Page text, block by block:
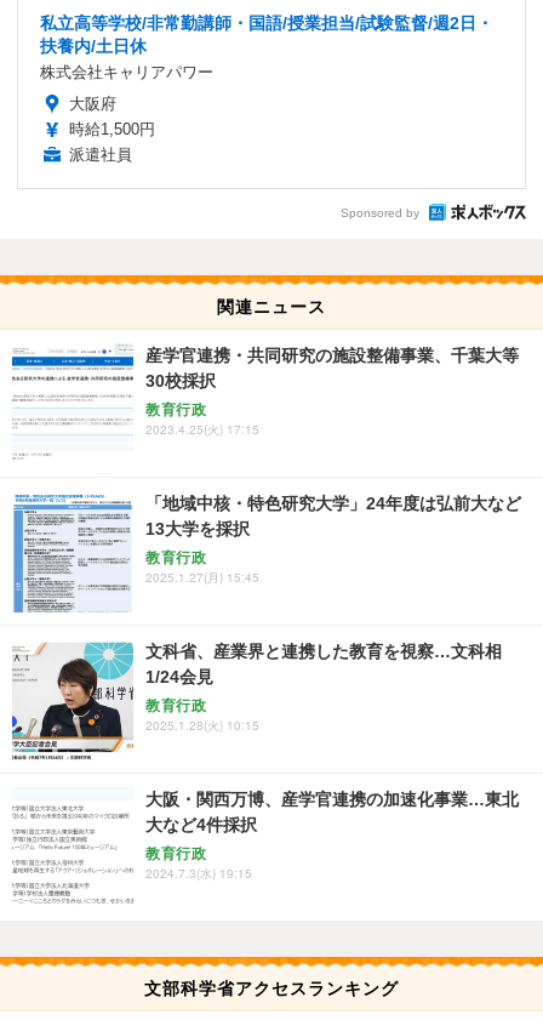
私立高等学校/非常勤講師・国語/授業担当/試験監督/週2日・
扶養内/土日休
株式会社キャリアパワー
大阪府
時給1,500円
派遣社員
Sponsored by
関連ニュース
産学官連携・共同研究の施設整備事業、千葉大等
30校採択
教育行政
2023.4.25(火) 17:15
「地域中核・特色研究大学」24年度は弘前大など
13大学を採択
教育行政
2025.1.27(月) 15:45
文科省、産業界と連携した教育を視察…文科相
1/24会見
教育行政
2025.1.28(火) 10:15
大阪・関西万博、産学官連携の加速化事業…東北
大など4件採択
教育行政
2024.7.3(水) 19:15
文部科学省アクセスランキング